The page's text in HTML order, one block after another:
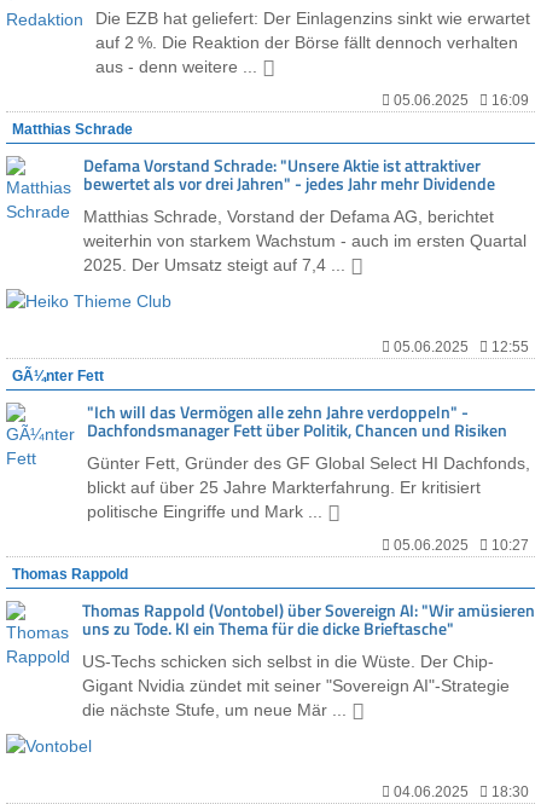
Die EZB hat geliefert: Der Einlagenzins sinkt wie erwartet
auf 2 %. Die Reaktion der Börse fällt dennoch verhalten
aus - denn weitere ...
05.06.2025
16:09
Matthias Schrade
Defama Vorstand Schrade: "Unsere Aktie ist attraktiver
bewertet als vor drei Jahren" - jedes Jahr mehr Dividende
Matthias Schrade, Vorstand der Defama AG, berichtet
weiterhin von starkem Wachstum - auch im ersten Quartal
2025. Der Umsatz steigt auf 7,4 ...
05.06.2025
12:55
GÃ¼nter Fett
"Ich will das Vermögen alle zehn Jahre verdoppeln" -
Dachfondsmanager Fett über Politik, Chancen und Risiken
Günter Fett, Gründer des GF Global Select HI Dachfonds,
blickt auf über 25 Jahre Markterfahrung. Er kritisiert
politische Eingriffe und Mark ...
05.06.2025
10:27
Thomas Rappold
Thomas Rappold (Vontobel) über Sovereign AI: "Wir amüsieren
uns zu Tode. KI ein Thema für die dicke Brieftasche"
US-Techs schicken sich selbst in die Wüste. Der Chip-
Gigant Nvidia zündet mit seiner "Sovereign AI"-Strategie
die nächste Stufe, um neue Mär ...
04.06.2025
18:30